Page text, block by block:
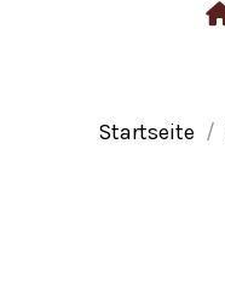
Startseite